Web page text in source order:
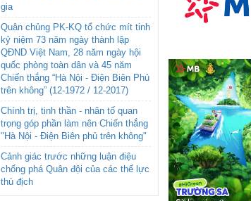
gia
Quân chủng PK-KQ tổ chức mít tinh
kỷ niệm 73 năm ngày thành lập
QĐND Việt Nam, 28 năm ngày hội
quốc phòng toàn dân và 45 năm
Chiến thắng “Hà Nội - Điện Biên Phủ
trên không” (12-1972 / 12-2017)
Chính trị, tinh thần - nhân tố quan
trọng góp phần làm nên Chiến thắng
"Hà Nội - Điện Biên phủ trên không"
Cảnh giác trước những luận điệu
chống phá Quân đội của các thế lực
thù địch